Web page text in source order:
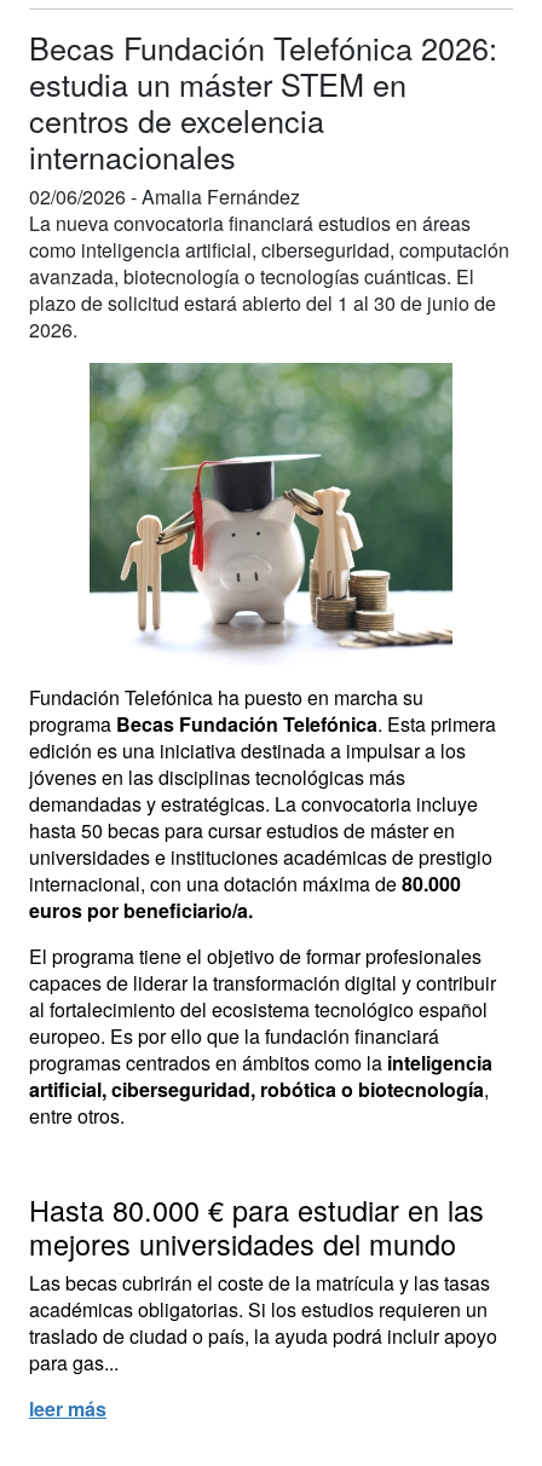
Becas Fundación Telefónica 2026:
estudia un máster STEM en
centros de excelencia
internacionales
02/06/2026 -Amalia Fernández
La nueva convocatoria financiará estudios en áreas
como inteligencia artificial, ciberseguridad, computación
avanzada, biotecnología o tecnologías cuánticas. El
plazo de solicitud estará abierto del 1 al 30 de junio de
2026.
Fundación Telefónica ha puesto en marcha su
programa Becas Fundación Telefónica. Esta primera
edición es una iniciativa destinada a impulsar a los
jóvenes en las disciplinas tecnológicas más
demandadas y estratégicas. La convocatoria incluye
hasta 50 becas para cursar estudios de máster en
universidades e instituciones académicas de prestigio
internacional, con una dotación máxima de80.000
euros por beneficiario/a.
El programa tiene el objetivo de formar profesionales
capaces de liderar la transformación digital y contribuir
al fortalecimiento del ecosistema tecnológico español
europeo. Es por ello que la fundación financiará
programas centrados en ámbitos como la inteligencia
artificial, ciberseguridad, robótica o biotecnología,
entre otros.
Hasta 80.000 € para estudiar en las
mejores universidades del mundo
Las becas cubrirán el coste de la matrícula y las tasas
académicas obligatorias. Si los estudios requieren un
traslado de ciudad o país, la ayuda podrá incluir apoyo
para gas...
leer más